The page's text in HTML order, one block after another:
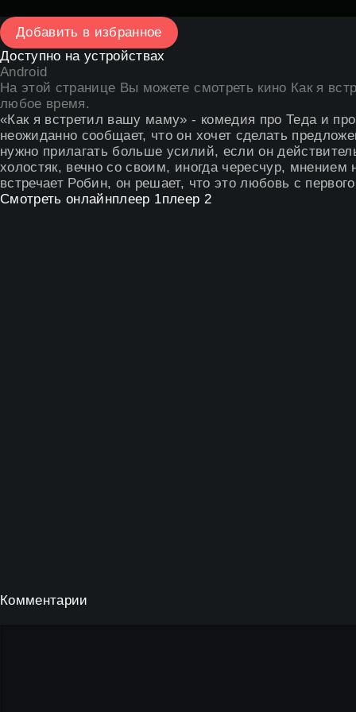
Добавить в избранное
Доступно на устройствах
Android
На этой странице Вы можетесмотреть кино Как я
любое время.
«Как я встретил вашу маму» - комедия про Теда и
неожиданно сообщает, что он хочет сделать
нужно прилагать больше усилий, если он
холостяк, вечно со своим, иногда чересчур,
встречает Робин, он решает, что это любовь с
Смотреть онлайнплеер 1плеер 2
Комментарии